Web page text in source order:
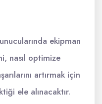
ekipman
nasıl optimize
artırmak için
ele alınacaktır.